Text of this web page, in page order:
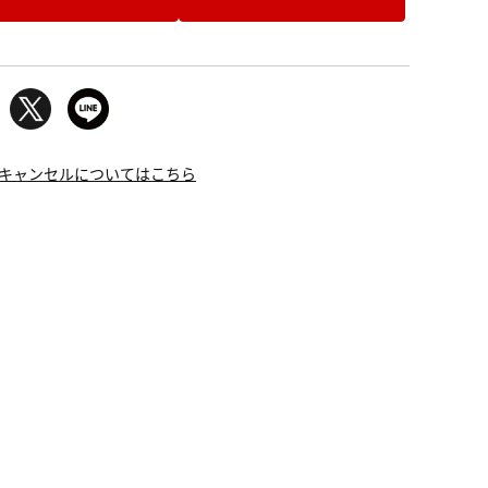
ャンセルについてはこちら